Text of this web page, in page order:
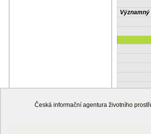
Česká informační agentura životního